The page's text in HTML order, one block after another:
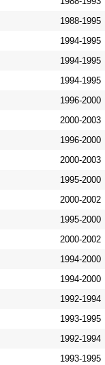
1988-1995
1994-1995
1994-1995
1994-1995
1996-2000
2000-2003
1996-2000
2000-2003
1995-2000
2000-2002
1995-2000
2000-2002
1994-2000
1994-2000
1992-1994
1993-1995
1992-1994
1993-1995